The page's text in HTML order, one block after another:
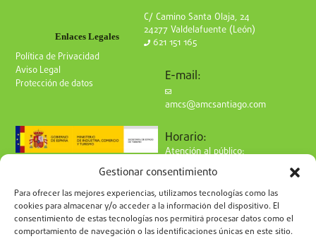
Gestionar consentimiento
Para ofrecer las mejores experiencias, utilizamos tecnologías como las
cookies para almacenar y/o acceder a la información del dispositivo. El
consentimiento de estas tecnologías nos permitirá procesar datos como el
comportamiento de navegación o las identificaciones únicas en este sitio.
Enlaces Legales
Política de Privacidad
Aviso Legal
Protección de datos
C/ Camino Santa Olaja, 24
24277 Valdelafuente (León)
621 151 165
E-mail:
amcs@amcsantiago.com
Horario:
Atención al público:
de Lunes a Viernes
de 9 a 15h
Síguenos en redes: